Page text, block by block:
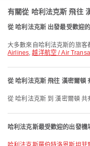
有關從 哈利法克斯 飛往
從 哈利法克斯 出發最受歡迎
大多數來自哈利法克斯的旅客
Airlines,越洋航空 / Air
從 哈利法克斯 飛往 漢密爾頓
從 哈利法克斯 到 漢密爾頓
哈利法克斯最受歡迎的出發機